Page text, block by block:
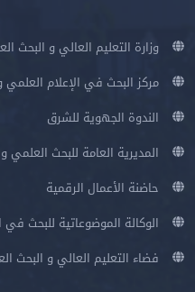
وزارة التعليم العالي و البحث
مركز البحث في الإعلام العلمي
الندوة الجهوية للشرق
المديرية العامة للبحث العلمي
حاضنة الأعمال الرقمية
الوكالة الموضوعاتية للبحث في
فضاء التعليم العالي و البحث